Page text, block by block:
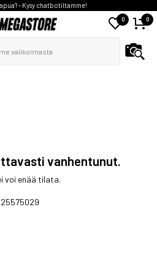
- Kysy chatbotiltamme!
0 0
vanhentunut.
voi enää tilata.
25575029